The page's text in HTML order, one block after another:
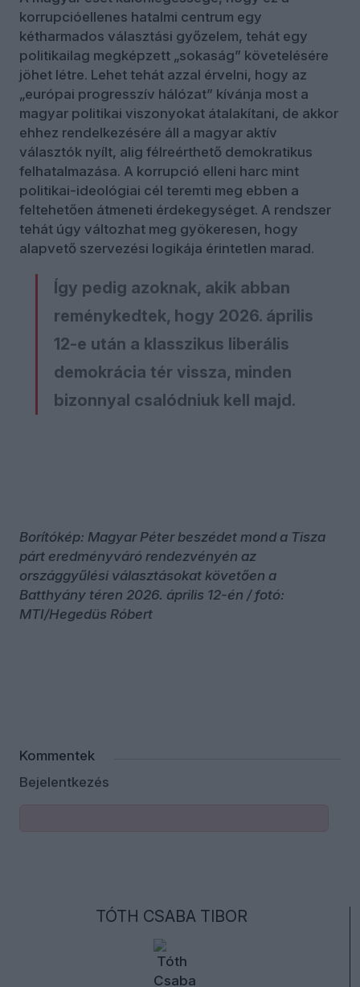
korrupcióellenes hatalmi centrum egy
kétharmados választási győzelem, tehát egy
politikailag megképzett „sokaság” követelésére
jöhet létre. Lehet tehát azzal érvelni, hogy az
„európai progresszív hálózat” kívánja most a
magyar politikai viszonyokat átalakítani, de akkor
ehhez rendelkezésére áll a magyar aktív
választók nyílt, alig félreérthető demokratikus
felhatalmazása. A korrupció elleni harc mint
politikai-ideológiai cél teremti meg ebben a
feltehetően átmeneti érdekegységet. A rendszer
tehát úgy változhat meg gyökeresen, hogy
alapvető szervezési logikája érintetlen marad.
Így pedig azoknak, akik abban
reménykedtek, hogy 2026. április
12-e után a klasszikus liberális
demokrácia tér vissza, minden
bizonnyal csalódniuk kell majd.
Borítókép: Magyar Péter beszédet mond a Tisza
párt eredményváró rendezvényén az
országgyűlési választásokat követően a
Batthyány téren 2026. április 12-én / fotó:
MTI/Hegedüs Róbert
Kommentek
Bejelentkezés
TÓTH CSABA TIBOR